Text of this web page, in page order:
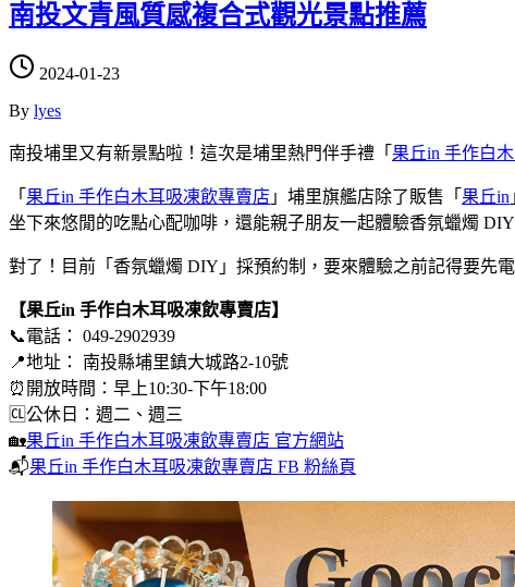
南投文青風質感複合式觀光景點推薦
2024-01-23
By lyes
南投埔里又有新景點啦！這次是埔里熱門伴手禮「 果丘in 手作白
「 果丘in 手作白木耳吸凍飲專賣店 」埔里旗艦店除了販售「 果丘in
坐下來悠閒的吃點心配咖啡，還能親子朋友一起體驗香氛蠟燭
對了！目前「香氛蠟燭 DIY」採預約制，要來體驗之前記得要先
【果丘in 手作白木耳吸凍飲專賣店】
📞電話： 049-2902939
📍地址： 南投縣埔里鎮大城路2-10號
⏰開放時間：早上10:30-下午18:00
🆑公休日：週二、週三
🏡果丘in 手作白木耳吸凍飲專賣店 官方網站
📬果丘in 手作白木耳吸凍飲專賣店 FB 粉絲頁